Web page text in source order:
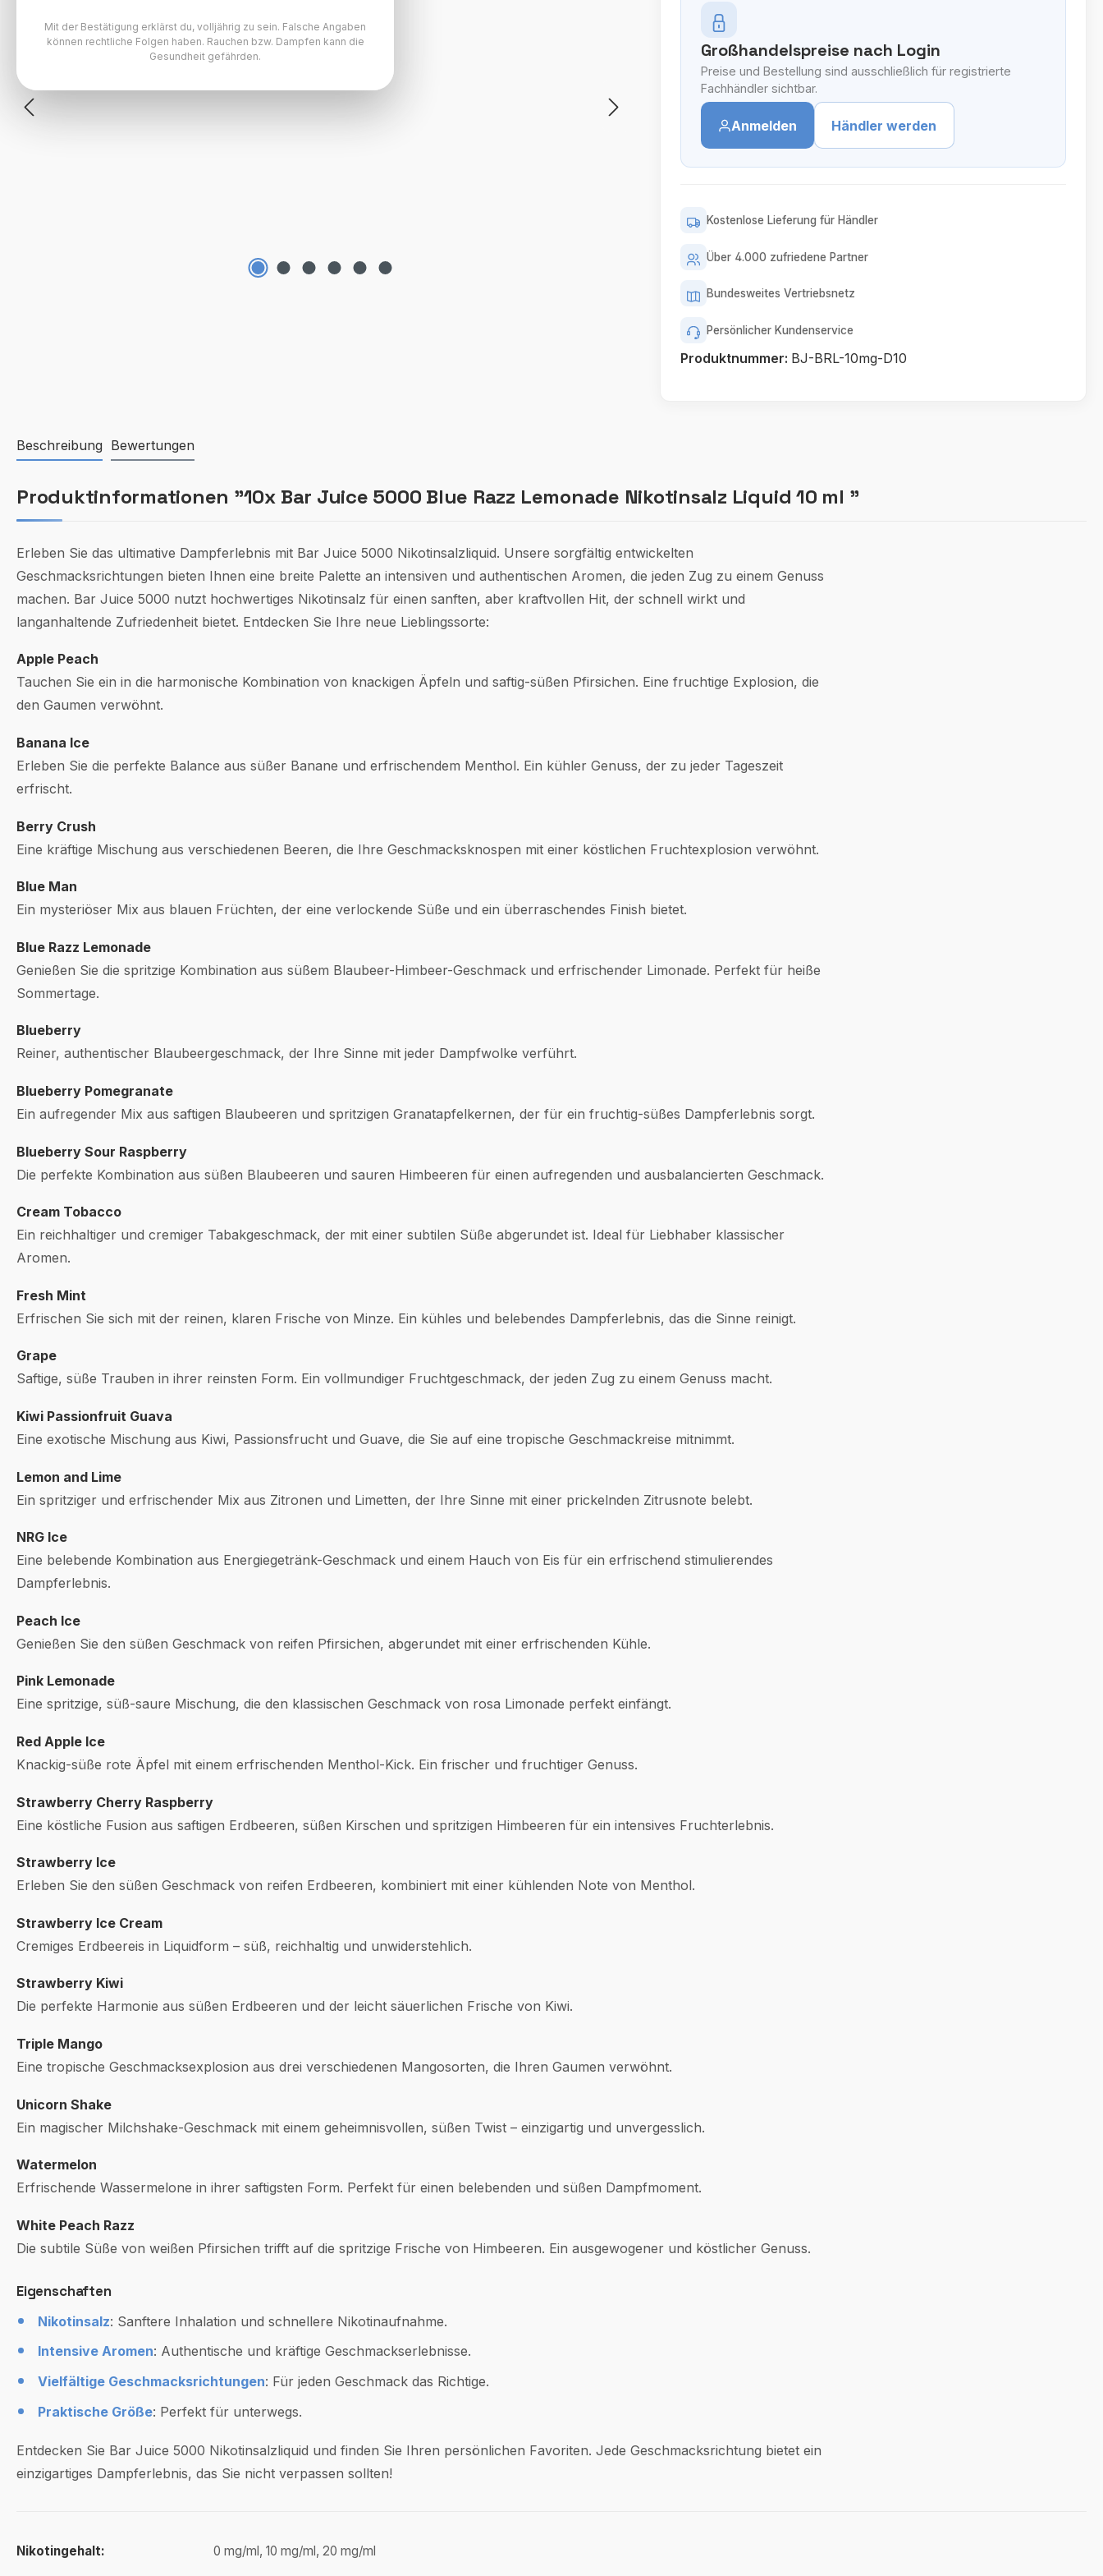
Großhandelspreise nach Login
Preise und Bestellung sind ausschließlich für registrierte
Fachhändler sichtbar.
Anmelden Händler werden
Kostenlose Lieferung für Händler
Über 4.000 zufriedene Partner
Bundesweites Vertriebsnetz
Persönlicher Kundenservice
Produktnummer: BJ-BRL-10mg-D10
Beschreibung Bewertungen
Produktinformationen "10x Bar Juice 5000 Blue Razz Lemonade Nikotinsalz Liquid 10 ml "
Erleben Sie das ultimative Dampferlebnis mit Bar Juice 5000 Nikotinsalzliquid. Unsere sorgfältig entwickelten
Geschmacksrichtungen bieten Ihnen eine breite Palette an intensiven und authentischen Aromen, die jeden Zug zu einem Genuss
machen. Bar Juice 5000 nutzt hochwertiges Nikotinsalz für einen sanften, aber kraftvollen Hit, der schnell wirkt und
langanhaltende Zufriedenheit bietet. Entdecken Sie Ihre neue Lieblingssorte:
Apple Peach
Tauchen Sie ein in die harmonische Kombination von knackigen Äpfeln und saftig-süßen Pfirsichen. Eine fruchtige Explosion, die
den Gaumen verwöhnt.
Banana Ice
Erleben Sie die perfekte Balance aus süßer Banane und erfrischendem Menthol. Ein kühler Genuss, der zu jeder Tageszeit
erfrischt.
Berry Crush
Eine kräftige Mischung aus verschiedenen Beeren, die Ihre Geschmacksknospen mit einer köstlichen Fruchtexplosion verwöhnt.
Blue Man
Ein mysteriöser Mix aus blauen Früchten, der eine verlockende Süße und ein überraschendes Finish bietet.
Blue Razz Lemonade
Genießen Sie die spritzige Kombination aus süßem Blaubeer-Himbeer-Geschmack und erfrischender Limonade. Perfekt für heiße
Sommertage.
Blueberry
Reiner, authentischer Blaubeergeschmack, der Ihre Sinne mit jeder Dampfwolke verführt.
Blueberry Pomegranate
Ein aufregender Mix aus saftigen Blaubeeren und spritzigen Granatapfelkernen, der für ein fruchtig-süßes Dampferlebnis sorgt.
Blueberry Sour Raspberry
Die perfekte Kombination aus süßen Blaubeeren und sauren Himbeeren für einen aufregenden und ausbalancierten Geschmack.
Cream Tobacco
Ein reichhaltiger und cremiger Tabakgeschmack, der mit einer subtilen Süße abgerundet ist. Ideal für Liebhaber klassischer
Aromen.
Fresh Mint
Erfrischen Sie sich mit der reinen, klaren Frische von Minze. Ein kühles und belebendes Dampferlebnis, das die Sinne reinigt.
Grape
Saftige, süße Trauben in ihrer reinsten Form. Ein vollmundiger Fruchtgeschmack, der jeden Zug zu einem Genuss macht.
Kiwi Passionfruit Guava
Eine exotische Mischung aus Kiwi, Passionsfrucht und Guave, die Sie auf eine tropische Geschmackreise mitnimmt.
Lemon and Lime
Ein spritziger und erfrischender Mix aus Zitronen und Limetten, der Ihre Sinne mit einer prickelnden Zitrusnote belebt.
NRG Ice
Eine belebende Kombination aus Energiegetränk-Geschmack und einem Hauch von Eis für ein erfrischend stimulierendes
Dampferlebnis.
Peach Ice
Genießen Sie den süßen Geschmack von reifen Pfirsichen, abgerundet mit einer erfrischenden Kühle.
Pink Lemonade
Eine spritzige, süß-saure Mischung, die den klassischen Geschmack von rosa Limonade perfekt einfängt.
Red Apple Ice
Knackig-süße rote Äpfel mit einem erfrischenden Menthol-Kick. Ein frischer und fruchtiger Genuss.
Strawberry Cherry Raspberry
Eine köstliche Fusion aus saftigen Erdbeeren, süßen Kirschen und spritzigen Himbeeren für ein intensives Fruchterlebnis.
Strawberry Ice
Erleben Sie den süßen Geschmack von reifen Erdbeeren, kombiniert mit einer kühlenden Note von Menthol.
Strawberry Ice Cream
Cremiges Erdbeereis in Liquidform – süß, reichhaltig und unwiderstehlich.
Strawberry Kiwi
Die perfekte Harmonie aus süßen Erdbeeren und der leicht säuerlichen Frische von Kiwi.
Triple Mango
Eine tropische Geschmacksexplosion aus drei verschiedenen Mangosorten, die Ihren Gaumen verwöhnt.
Unicorn Shake
Ein magischer Milchshake-Geschmack mit einem geheimnisvollen, süßen Twist – einzigartig und unvergesslich.
Watermelon
Erfrischende Wassermelone in ihrer saftigsten Form. Perfekt für einen belebenden und süßen Dampfmoment.
White Peach Razz
Die subtile Süße von weißen Pfirsichen trifft auf die spritzige Frische von Himbeeren. Ein ausgewogener und köstlicher Genuss.
Eigenschaften
Nikotinsalz: Sanftere Inhalation und schnellere Nikotinaufnahme.
Intensive Aromen: Authentische und kräftige Geschmackserlebnisse.
Vielfältige Geschmacksrichtungen: Für jeden Geschmack das Richtige.
Praktische Größe: Perfekt für unterwegs.
Entdecken Sie Bar Juice 5000 Nikotinsalzliquid und finden Sie Ihren persönlichen Favoriten. Jede Geschmacksrichtung bietet ein
einzigartiges Dampferlebnis, das Sie nicht verpassen sollten!
Nikotingehalt: 0 mg/ml, 10 mg/ml, 20 mg/ml
Mit der Bestätigung erklärst du, volljährig zu sein. Falsche Angaben
können rechtliche Folgen haben. Rauchen bzw. Dampfen kann die
Gesundheit gefährden.